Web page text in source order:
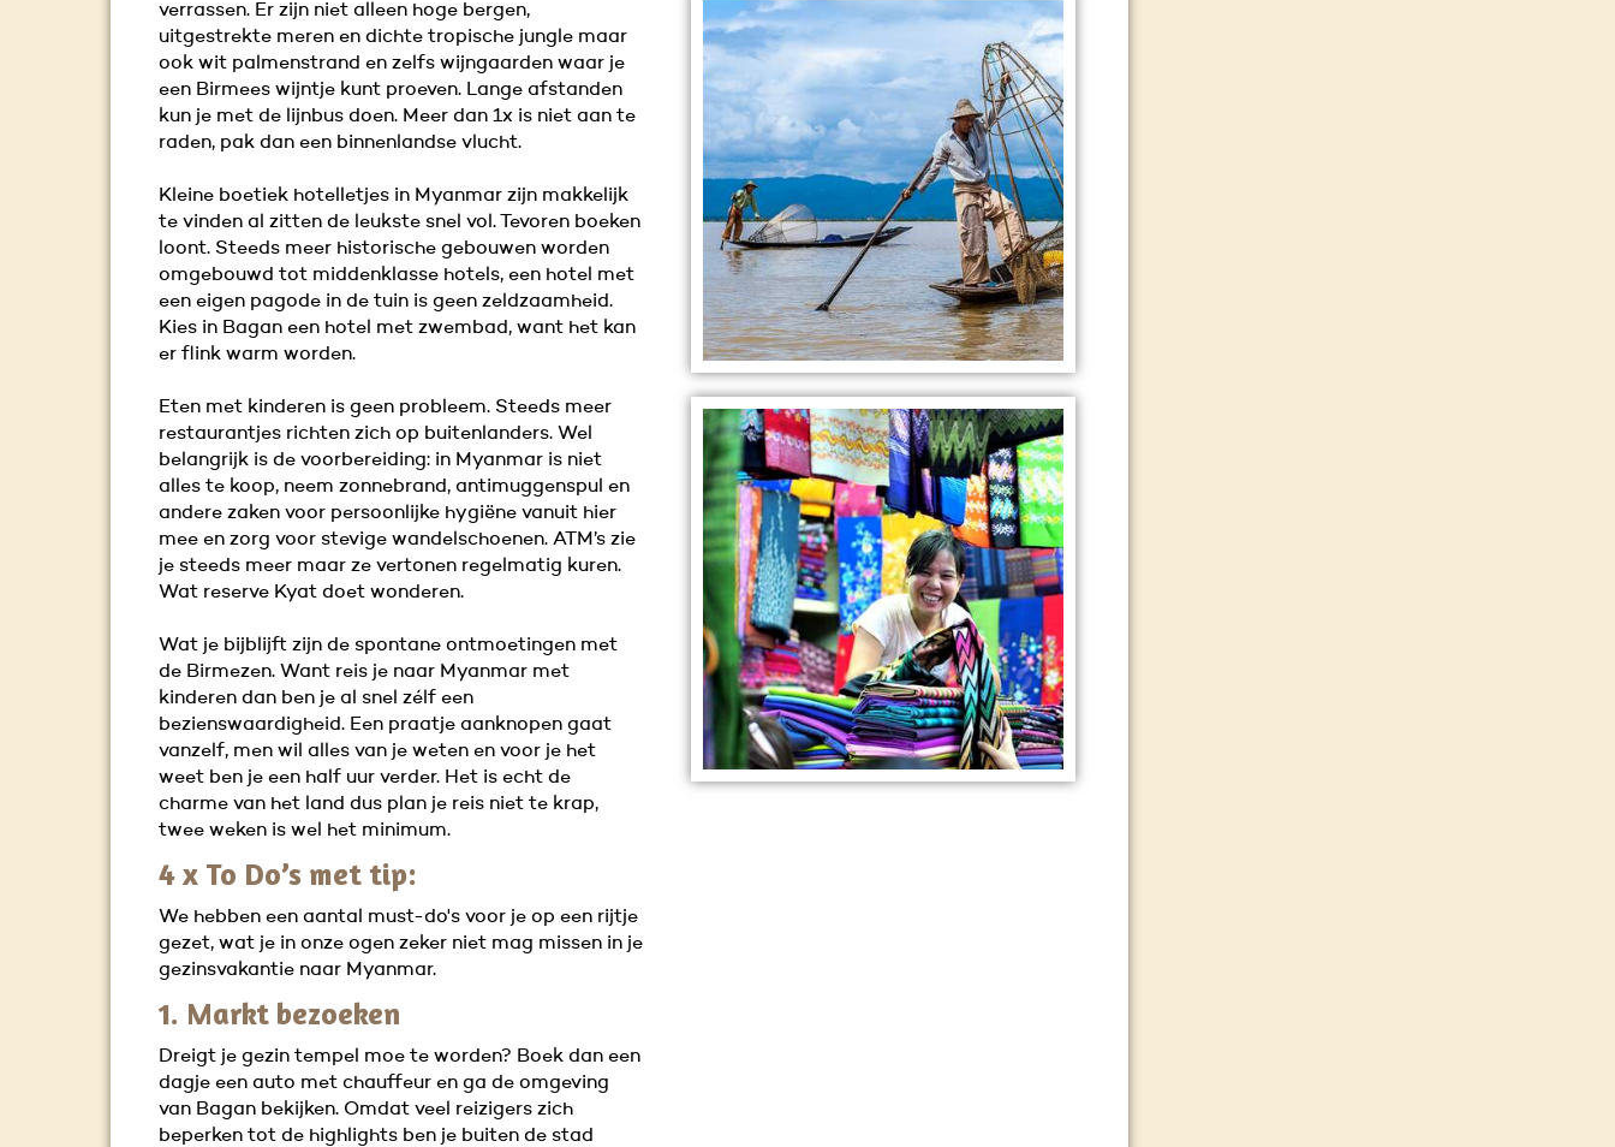
verrassen. Er zijn niet alleen hoge bergen,
uitgestrekte meren en dichte tropische jungle maar
ook wit palmenstrand en zelfs wijngaarden waar je
een Birmees wijntje kunt proeven. Lange afstanden
kun je met de lijnbus doen. Meer dan 1x is niet aan te
raden, pak dan een binnenlandse vlucht.
Kleine boetiek hotelletjes in Myanmar zijn makkelijk
te vinden al zitten de leukste snel vol. Tevoren boeken
loont. Steeds meer historische gebouwen worden
omgebouwd tot middenklasse hotels, een hotel met
een eigen pagode in de tuin is geen zeldzaamheid.
Kies in Bagan een hotel met zwembad, want het kan
er flink warm worden.
Eten met kinderen is geen probleem. Steeds meer
restaurantjes richten zich op buitenlanders. Wel
belangrijk is de voorbereiding: in Myanmar is niet
alles te koop, neem zonnebrand, antimuggenspul en
andere zaken voor persoonlijke hygiëne vanuit hier
mee en zorg voor stevige wandelschoenen. ATM’s zie
je steeds meer maar ze vertonen regelmatig kuren.
Wat reserve Kyat doet wonderen.
Wat je bijblijft zijn de spontane ontmoetingen met
de Birmezen. Want reis je naar Myanmar met
kinderen dan ben je al snel zélf een
bezienswaardigheid. Een praatje aanknopen gaat
vanzelf, men wil alles van je weten en voor je het
weet ben je een half uur verder. Het is echt de
charme van het land dus plan je reis niet te krap,
twee weken is wel het minimum.
4 x To Do’s met tip:
We hebben een aantal must-do's voor je op een rijtje
gezet, wat je in onze ogen zeker niet mag missen in je
gezinsvakantie naar Myanmar.
1. Markt bezoeken
Dreigt je gezin tempel moe te worden? Boek dan een
dagje een auto met chauffeur en ga de omgeving
van Bagan bekijken. Omdat veel reizigers zich
beperken tot de highlights ben je buiten de stad